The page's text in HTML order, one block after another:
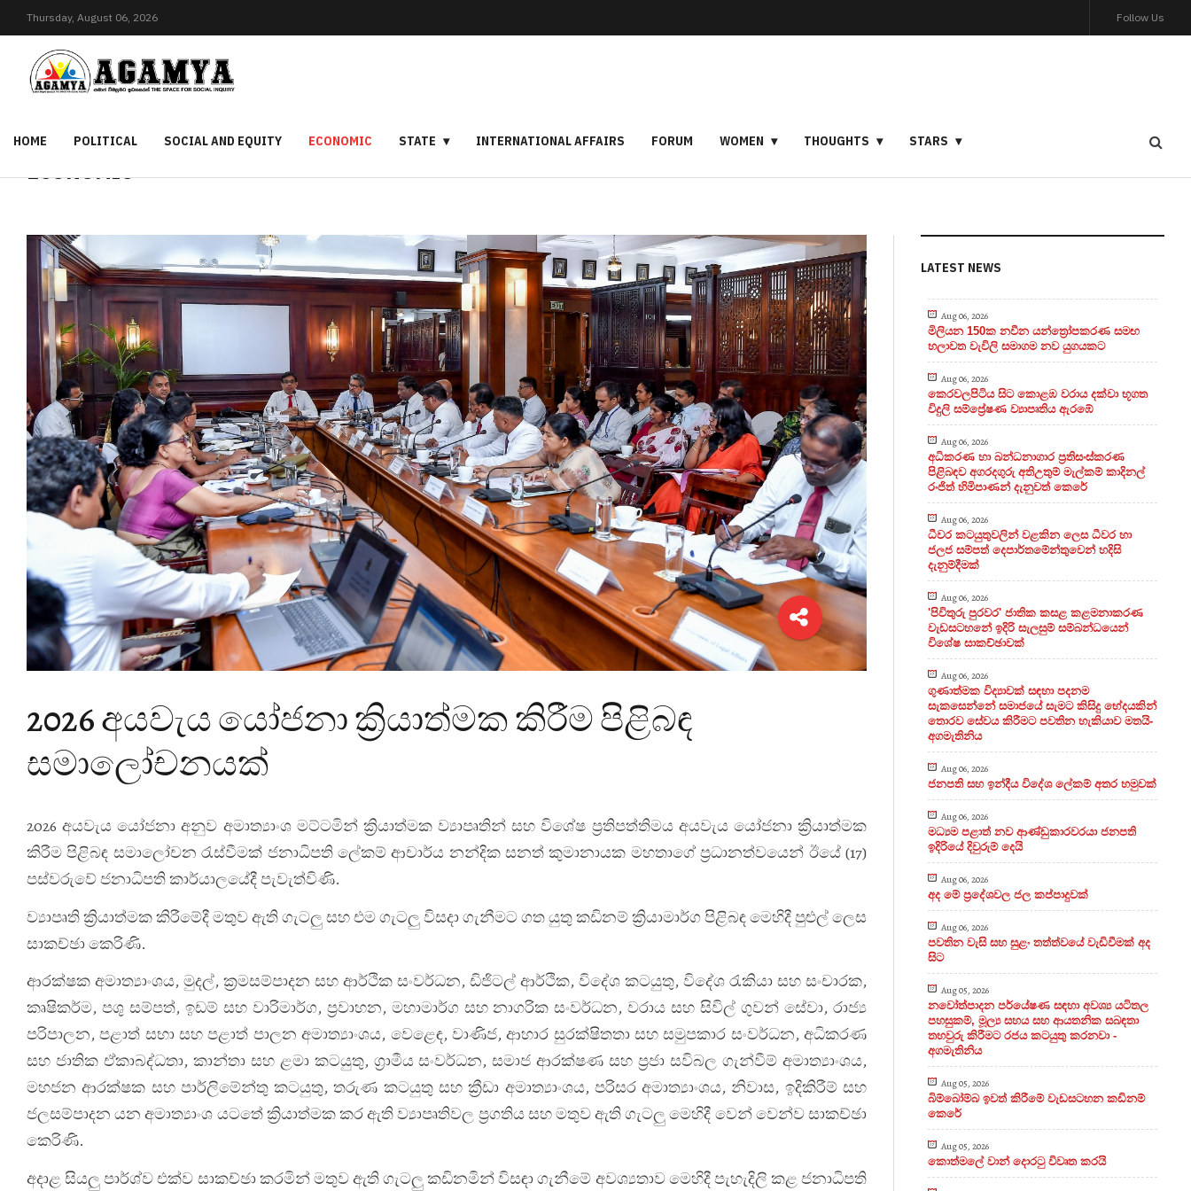
Thursday, August 06, 2026 Follow Us
HOME POLITICAL SOCIAL AND EQUITY ECONOMIC STATE INTERNATIONAL AFFAIRS FORUM WOMEN THOUGHTS STARS
ECONOMIC
2026 අයවැය යෝජනා ක්‍රියාත්මක කිරීම පිළිබඳ
සමාලෝචනයක්
2026 අයවැය යෝජනා අනුව අමාත්‍යාංශ මට්ටමින් ක්‍රියාත්මක ව්‍යාපෘතින් සහ විශේෂ ප්‍රතිපත්තිමය අයවැය යෝජනා ක්‍රියාත්මක
කිරීම පිළිබඳ සමාලෝචන රැස්වීමක් ජනාධිපති ලේකම් ආචාර්ය නන්දික සනත් කුමානායක මහතාගේ ප්‍රධානත්වයෙන් ඊයේ (17)
පස්වරුවේ ජනාධිපති කාර්යාලයේදී පැවැත්විණි.
ව්‍යාපෘති ක්‍රියාත්මක කිරීමේදී මතුව ඇති ගැටලු සහ එම ගැටලු විසදා ගැනීමට ගත යුතු කඩිනම් ක්‍රියාමාර්ග පිළිබඳ මෙහිදී පුළුල් ලෙස
සාකච්ඡා කෙරිණි.
ආරක්ෂක අමාත්‍යාංශය, මුදල්, ක්‍රමසම්පාදන සහ ආර්ථික සංවර්ධන, ඩිජිටල් ආර්ථික, විදේශ කටයුතු, විදේශ රැකියා සහ සංචාරක,
කෘෂිකර්ම, පශු සම්පත්, ඉඩම් සහ වාරිමාර්ග, ප්‍රවාහන, මහාමාර්ග සහ නාගරික සංවර්ධන, වරාය සහ සිවිල් ගුවන් සේවා, රාජ්‍ය
පරිපාලන, පළාත් සභා සහ පළාත් පාලන අමාත්‍යාංශය, වෙළෙඳ, වාණිජ, ආහාර සුරක්ෂිතතා සහ සමුපකාර සංවර්ධන, අධිකරණ
සහ ජාතික ඒකාබද්ධතා, කාන්තා සහ ළමා කටයුතු, ග්‍රාමීය සංවර්ධන, සමාජ ආරක්ෂණ සහ ප්‍රජා සවිබල ගැන්වීම් අමාත්‍යාංශය,
මහජන ආරක්ෂක සහ පාර්ලිමේන්තු කටයුතු, තරුණ කටයුතු සහ ක්‍රීඩා අමාත්‍යාංශය, පරිසර අමාත්‍යාංශය, නිවාස, ඉදිකිරීම් සහ
ජලසම්පාදන යන අමාත්‍යාංශ යටතේ ක්‍රියාත්මක කර ඇති ව්‍යාපෘතිවල ප්‍රගතිය සහ මතුව ඇති ගැටලු මෙහිදී වෙන් වෙන්ව සාකච්ඡා
කෙරිණි.
අදාළ සියලු පාර්ශ්ව එක්ව සාකච්ඡා කරමින් මතුව ඇති ගැටලු කඩිනමින් විසඳා ගැනීමේ අවශ්‍යතාව මෙහිදී පැහැදිලි කළ ජනාධිපති
LATEST NEWS
Aug 06, 2026
මිලියන 150ක නවීන යන්ත්‍රෝපකරණ සමඟ
හලාවත වැවිලි සමාගම නව යුගයකට
Aug 06, 2026
කෙරවලපිටිය සිට කොළඹ වරාය දක්වා භූගත
විදුලි සම්ප්‍රේෂණ ව්‍යාපෘතිය ඇරඹේ
Aug 06, 2026
අධිකරණ හා බන්ධනාගාර ප්‍රතිසංස්කරණ
පිළිබඳව අගරදගුරු අතිඋතුම් මැල්කම් කාදිනල්
රංජිත් හිමිපාණන් දැනුවත් කෙරේ
Aug 06, 2026
ධීවර කටයුතුවලින් වළකින ලෙස ධීවර හා
ජලජ සම්පත් දෙපාර්තමේන්තුවෙන් හදිසි
දැනුම්දීමක්
Aug 06, 2026
'පිවිතුරු පුරවර' ජාතික කසළ කළමනාකරණ
වැඩසටහනේ ඉදිරි සැලසුම් සම්බන්ධයෙන්
විශේෂ සාකච්ඡාවක්
Aug 06, 2026
ගුණාත්මක විද්‍යාවක් සඳහා පදනම
සැකසෙන්නේ සමාජයේ සැමට කිසිදු භේදයකින්
තොරව සේවය කිරීමට පවතින හැකියාව මතයි-
අගමැතිනිය
Aug 06, 2026
ජනපති සහ ඉන්දීය විදේශ ලේකම් අතර හමුවක්
Aug 06, 2026
මධ්‍යම පළාත් නව ආණ්ඩුකාරවරයා ජනපති
ඉදිරියේ දිවුරුම් දෙයි
Aug 06, 2026
අද මේ ප්‍රදේශවල ජල කප්පාදුවක්
Aug 06, 2026
පවතින වැසි සහ සුළං තත්ත්වයේ වැඩිවීමක් අද
සිට
Aug 05, 2026
නවෝත්පාදන පර්යේෂණ සඳහා අවශ්‍ය යටිතල
පහසුකම්, මූල්‍ය සහය සහ ආයතනික සබඳතා
තහවුරු කිරීමට රජය කටයුතු කරනවා -
අගමැතිනිය
Aug 05, 2026
බිම්බෝම්බ ඉවත් කිරීමේ වැඩසටහන කඩිනම්
කෙරේ
Aug 05, 2026
කොත්මලේ වාන් දොරටු විවෘත කරයි